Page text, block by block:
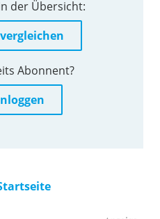
der Übersicht:
Abonnent?